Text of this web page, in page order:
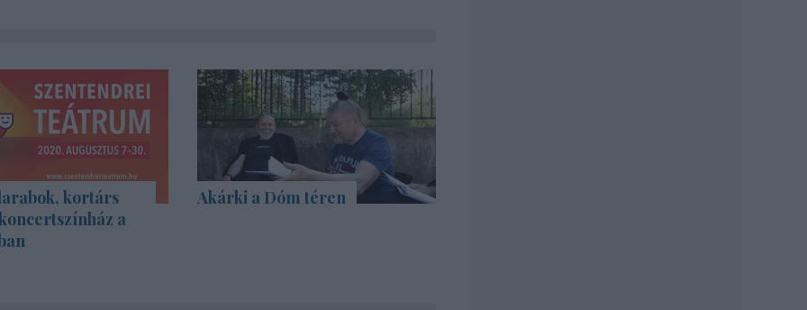
kortárs
a
Akárki a Dóm téren